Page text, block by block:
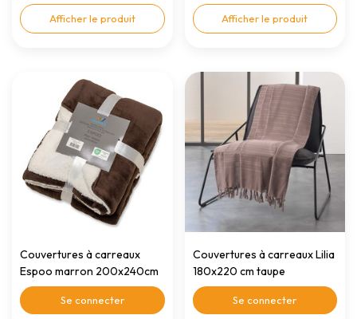
Afficher le produit Afficher le produit
Couvertures à carreaux
Espoo marron 200x240cm
Se connecter
Couvertures à carreaux Lilia
180x220 cm taupe
Se connecter